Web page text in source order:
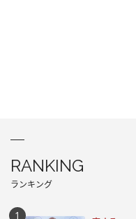
RANKING
ランキング